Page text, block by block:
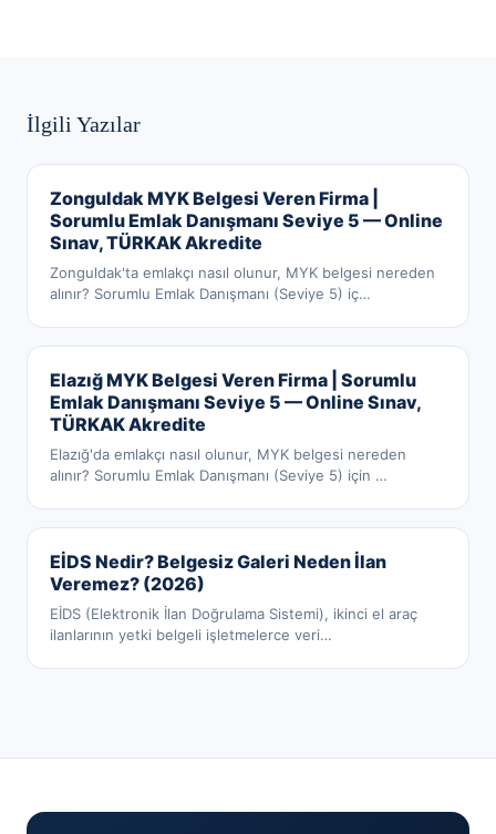
İlgili Yazılar
Zonguldak MYK Belgesi Veren Firma |
Sorumlu Emlak Danışmanı Seviye 5 — Online
Sınav, TÜRKAK Akredite
Zonguldak'ta emlakçı nasıl olunur, MYK belgesi nereden
alınır? Sorumlu Emlak Danışmanı (Seviye 5) iç…
Elazığ MYK Belgesi Veren Firma | Sorumlu
Emlak Danışmanı Seviye 5 — Online Sınav,
TÜRKAK Akredite
Elazığ'da emlakçı nasıl olunur, MYK belgesi nereden
alınır? Sorumlu Emlak Danışmanı (Seviye 5) için …
EİDS Nedir? Belgesiz Galeri Neden İlan
Veremez? (2026)
EİDS (Elektronik İlan Doğrulama Sistemi), ikinci el araç
ilanlarının yetki belgeli işletmelerce veri…